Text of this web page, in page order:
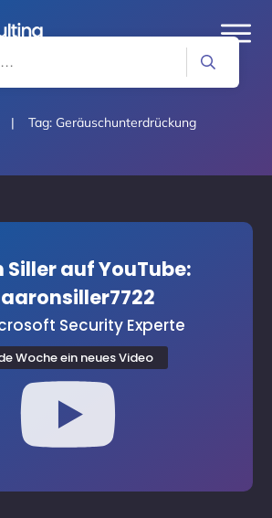
| Tag: Geräuschunterdrückung
Siller auf YouTube:
Security Experte
Woche ein neues Video